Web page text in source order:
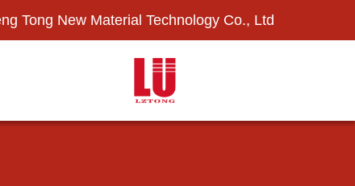
Tong New Material Technology Co., Ltd.